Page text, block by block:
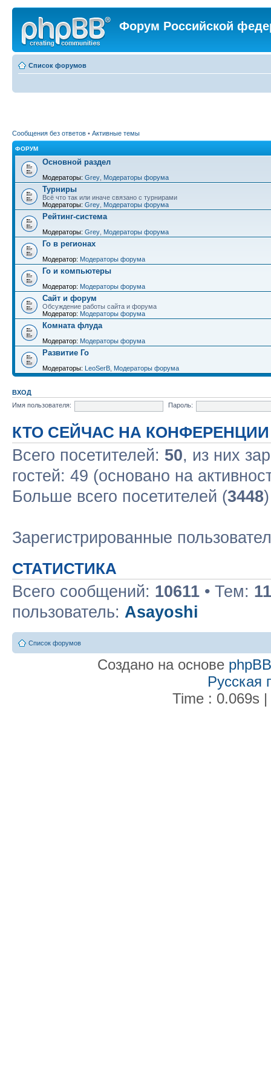
Форум Российской
Список форумов
Сообщения без ответов • Активные темы
ФОРУМ
Основной раздел
Модераторы: Grey Модераторы форума
Турниры
Всё что так или иначе связано с турнирами
Модераторы: Grey Модераторы форума
Рейтинг-система
Модераторы: Grey Модераторы форума
Го в регионах
Модератор: Модераторы форума
Го и компьютеры
Модератор: Модераторы форума
Сайт и форум
Обсуждение работы сайта и форума
Модератор: Модераторы форума
Комната флуда
Модератор: Модераторы форума
Развитие Го
Модераторы: LeoSerB Модераторы форума
ВХОД
Имя пользователя:
Пароль:
КТО СЕЙЧАС НА КОНФЕРЕНЦИИ
Всего посетителей: 50, из них
гостей: 49 (основано на
Больше всего посетителей (3448
Зарегистрированные
СТАТИСТИКА
Всего сообщений: 10611 • Тем:
пользователь: Asayoshi
Список форумов
Создано на основе phpBB
Русская
Time : 0.069s